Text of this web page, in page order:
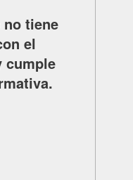
tiene
el
cumple